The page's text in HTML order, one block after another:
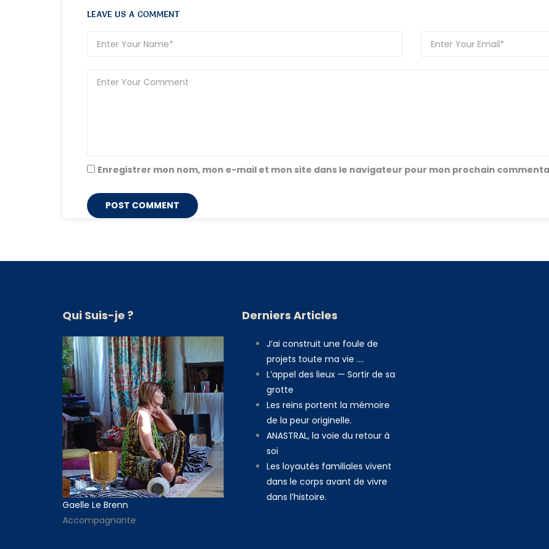
LEAVE US A COMMENT
Enregistrer mon nom, mon e-mail et mon site dans le navigateur pour mon prochain
Qui Suis-je ?
Gaelle Le Brenn
Accompagnante
Derniers Articles
J’ai construit une foule de
projets toute ma vie ….
L’appel des lieux — Sortir de sa
grotte
Les reins portent la mémoire
de la peur originelle.
ANASTRAL, la voie du retour à
soi
Les loyautés familiales vivent
dans le corps avant de vivre
dans l’histoire.